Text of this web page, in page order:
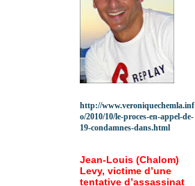
http://www.veroniquechemla.inf
o/2010/10/le-proces-en-appel-de-
19-condamnes-dans.html
Jean-Louis (Chalom)
Levy, victime d’une
tentative d’assassinat